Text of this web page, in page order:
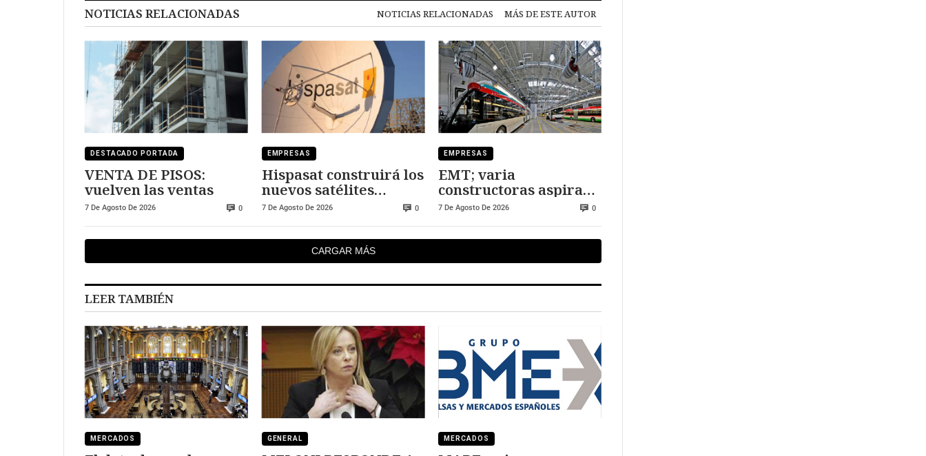
NOTICIAS RELACIONADAS NOTICIAS RELACIONADAS MÁS DE ESTE AUTOR
DESTACADO PORTADA
VENTA DE PISOS:
vuelven las ventas
7 De Agosto De 2026 0
EMPRESAS
Hispasat construirá los
nuevos satélites
europeos
7 De Agosto De 2026 0
EMPRESAS
EMT; varia
constructoras aspiran
al nuevo centro de
7 De Agosto De 2026 0
CARGAR MÁS
LEER TAMBIÉN
MERCADOS GENERAL MERCADOS